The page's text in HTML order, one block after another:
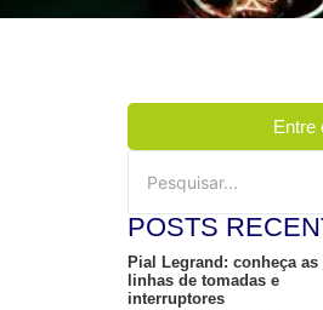
Entre
POSTS
Pial Legrand: conheça as
linhas de tomadas e
interruptores